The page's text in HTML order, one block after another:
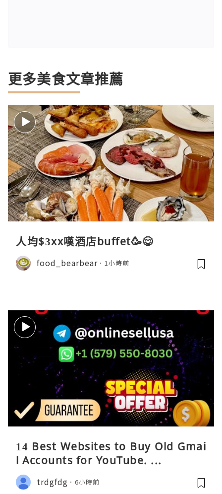
更多美食文章推薦
人均$3xx嘆酒店buffet🥳😋
food_bearbear 1小時前
14 Best Websites to Buy Old Gmai
l Accounts for YouTube. ...
trdgfdg 6小時前